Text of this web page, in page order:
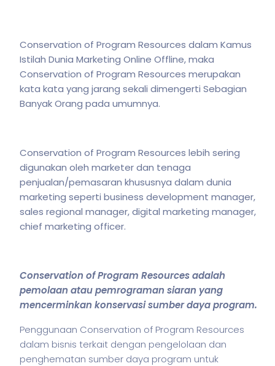
Conservation of Program Resources dalam Kamus
Istilah Dunia Marketing Online Offline, maka
Conservation of Program Resources merupakan
kata kata yang jarang sekali dimengerti Sebagian
Banyak Orang pada umumnya.
Conservation of Program Resources lebih sering
digunakan oleh marketer dan tenaga
penjualan/pemasaran khususnya dalam dunia
marketing seperti business development manager,
sales regional manager, digital marketing manager,
chief marketing officer.
Conservation of Program Resources adalah
pemolaan atau pemrograman siaran yang
mencerminkan konservasi sumber daya program.
Penggunaan Conservation of Program Resources
dalam bisnis terkait dengan pengelolaan dan
penghematan sumber daya program untuk